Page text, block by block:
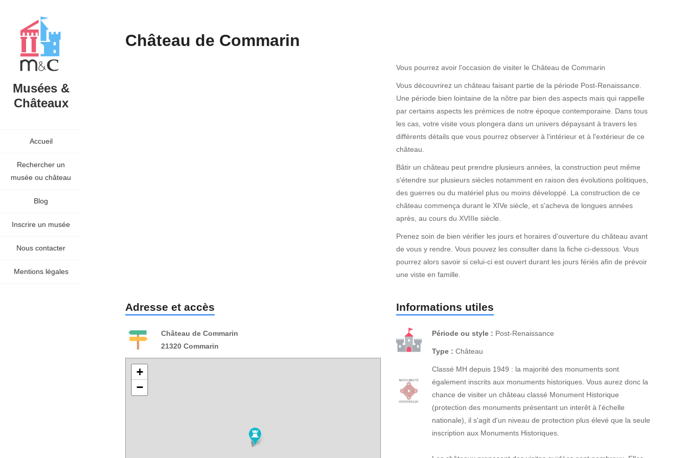
Musées &
Châteaux
Accueil
Rechercher un
musée ou château
Blog
Inscrire un musée
Nous contacter
Mentions légales
Château de Commarin
Vous pourrez avoir l'occasion de visiter le Château de Commarin
Vous découvrirez un château faisant partie de la période Post-Renaissance.
Une période bien lointaine de la nôtre par bien des aspects mais qui rappelle
par certains aspects les prémices de notre époque contemporaine. Dans tous
les cas, votre visite vous plongera dans un univers dépaysant à travers les
différents détails que vous pourrez observer à l'intérieur et à l'extérieur de ce
château.
Bâtir un château peut prendre plusieurs années, la construction peut même
s'étendre sur plusieurs siècles notamment en raison des évolutions politiques,
des guerres ou du matériel plus ou moins développé. La construction de ce
château commença durant le XIVe siècle, et s'acheva de longues années
après, au cours du XVIIIe siècle.
Prenez soin de bien vérifier les jours et horaires d'ouverture du château avant
de vous y rendre. Vous pouvez les consulter dans la fiche ci-dessous. Vous
pourrez alors savoir si celui-ci est ouvert durant les jours fériés afin de prévoir
une viste en famille.
Adresse et accès
Château de Commarin
21320 Commarin
+
−
Informations utiles
Période ou style : Post-Renaissance
Type : Château
Classé MH depuis 1949 : la majorité des monuments sont
également inscrits aux monuments historiques. Vous aurez donc la
chance de visiter un château classé Monument Historique
(protection des monuments présentant un interêt à l'échelle
nationale), il s'agit d'un niveau de protection plus élevé que la seule
inscription aux Monuments Historiques.